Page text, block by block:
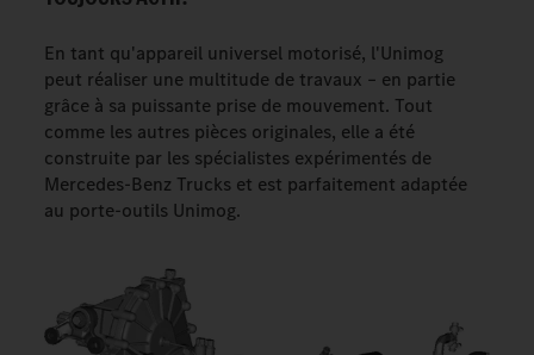
En tant qu'appareil universel motorisé, l'Unimog
peut réaliser une multitude de travaux – en partie
grâce à sa puissante prise de mouvement. Tout
comme les autres pièces originales, elle a été
construite par les spécialistes expérimentés de
Mercedes-Benz Trucks et est parfaitement adaptée
au porte-outils Unimog.